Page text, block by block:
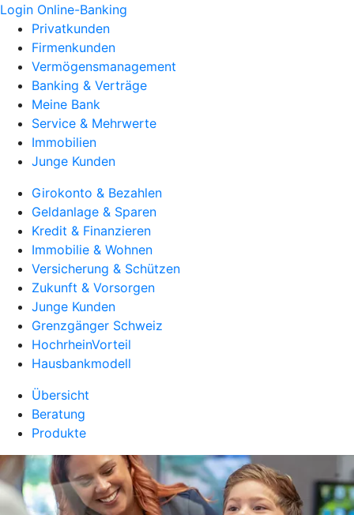
Login Online-Banking
Privatkunden
Firmenkunden
Vermögensmanagement
Banking & Verträge
Meine Bank
Service & Mehrwerte
Immobilien
Junge Kunden
Girokonto & Bezahlen
Geldanlage & Sparen
Kredit & Finanzieren
Immobilie & Wohnen
Versicherung & Schützen
Zukunft & Vorsorgen
Junge Kunden
Grenzgänger Schweiz
HochrheinVorteil
Hausbankmodell
Übersicht
Beratung
Produkte